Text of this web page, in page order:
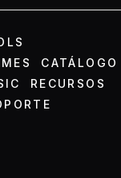
CATÁLOGO
RECURSOS